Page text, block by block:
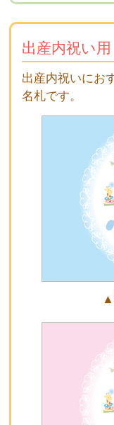
出産内祝い用
出産内祝いにお
名札です。
▲